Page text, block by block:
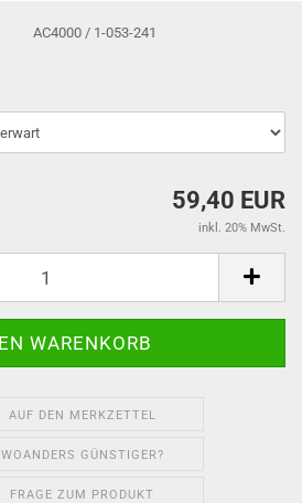
AC4000 / 1-053-241
59,40 EUR
inkl. 20% MwSt.
AUF DEN MERKZETTEL
WOANDERS GÜNSTIGER?
FRAGE ZUM PRODUKT